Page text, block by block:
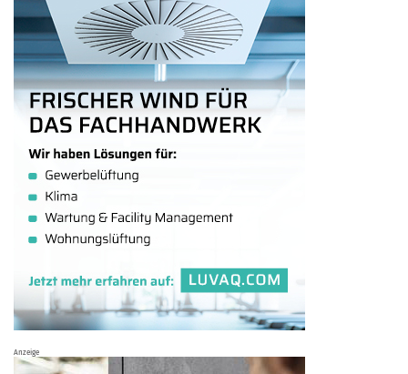
Anzeige